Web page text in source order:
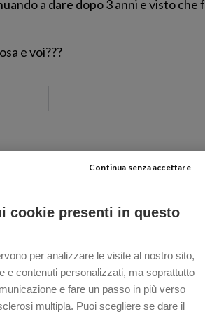
a dare dopo 3 anni e visto
e voi???
di giostra. Son sicuro che andrà benone.
Per tanti anni sono stato sul
per me, quella giostra era davvero
che subito è arrivata la notizia: questa
cookie presenti in questo
per analizzare le visite al nostro sito,
e contenuti personalizzati, ma soprattutto
e fare un passo in più verso
multipla. Puoi scegliere se dare il
Continua senza accettare